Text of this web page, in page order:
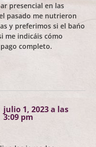
presencial en las
pasado me nutrieron
y preferimos si el bańo
me indicáis cómo
completo.
julio 1, 2023 a las
3:09 pm